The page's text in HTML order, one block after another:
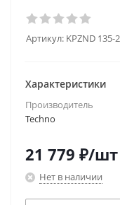
Артикул: KPZND 135-
Характеристики
Производитель
Techno
21 779 ₽/шт
Нет в наличии